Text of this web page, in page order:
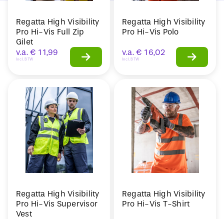
Regatta High Visibility
Pro Hi-Vis Full Zip
Gilet
v.a. € 11,99
Incl. BTW
Regatta High Visibility
Pro Hi-Vis Polo
v.a. € 16,02
Incl. BTW
Regatta High Visibility
Pro Hi-Vis Supervisor
Vest
Regatta High Visibility
Pro Hi-Vis T-Shirt